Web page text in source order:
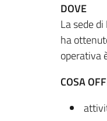
DOVE
La sede
ha
operativa
COSA